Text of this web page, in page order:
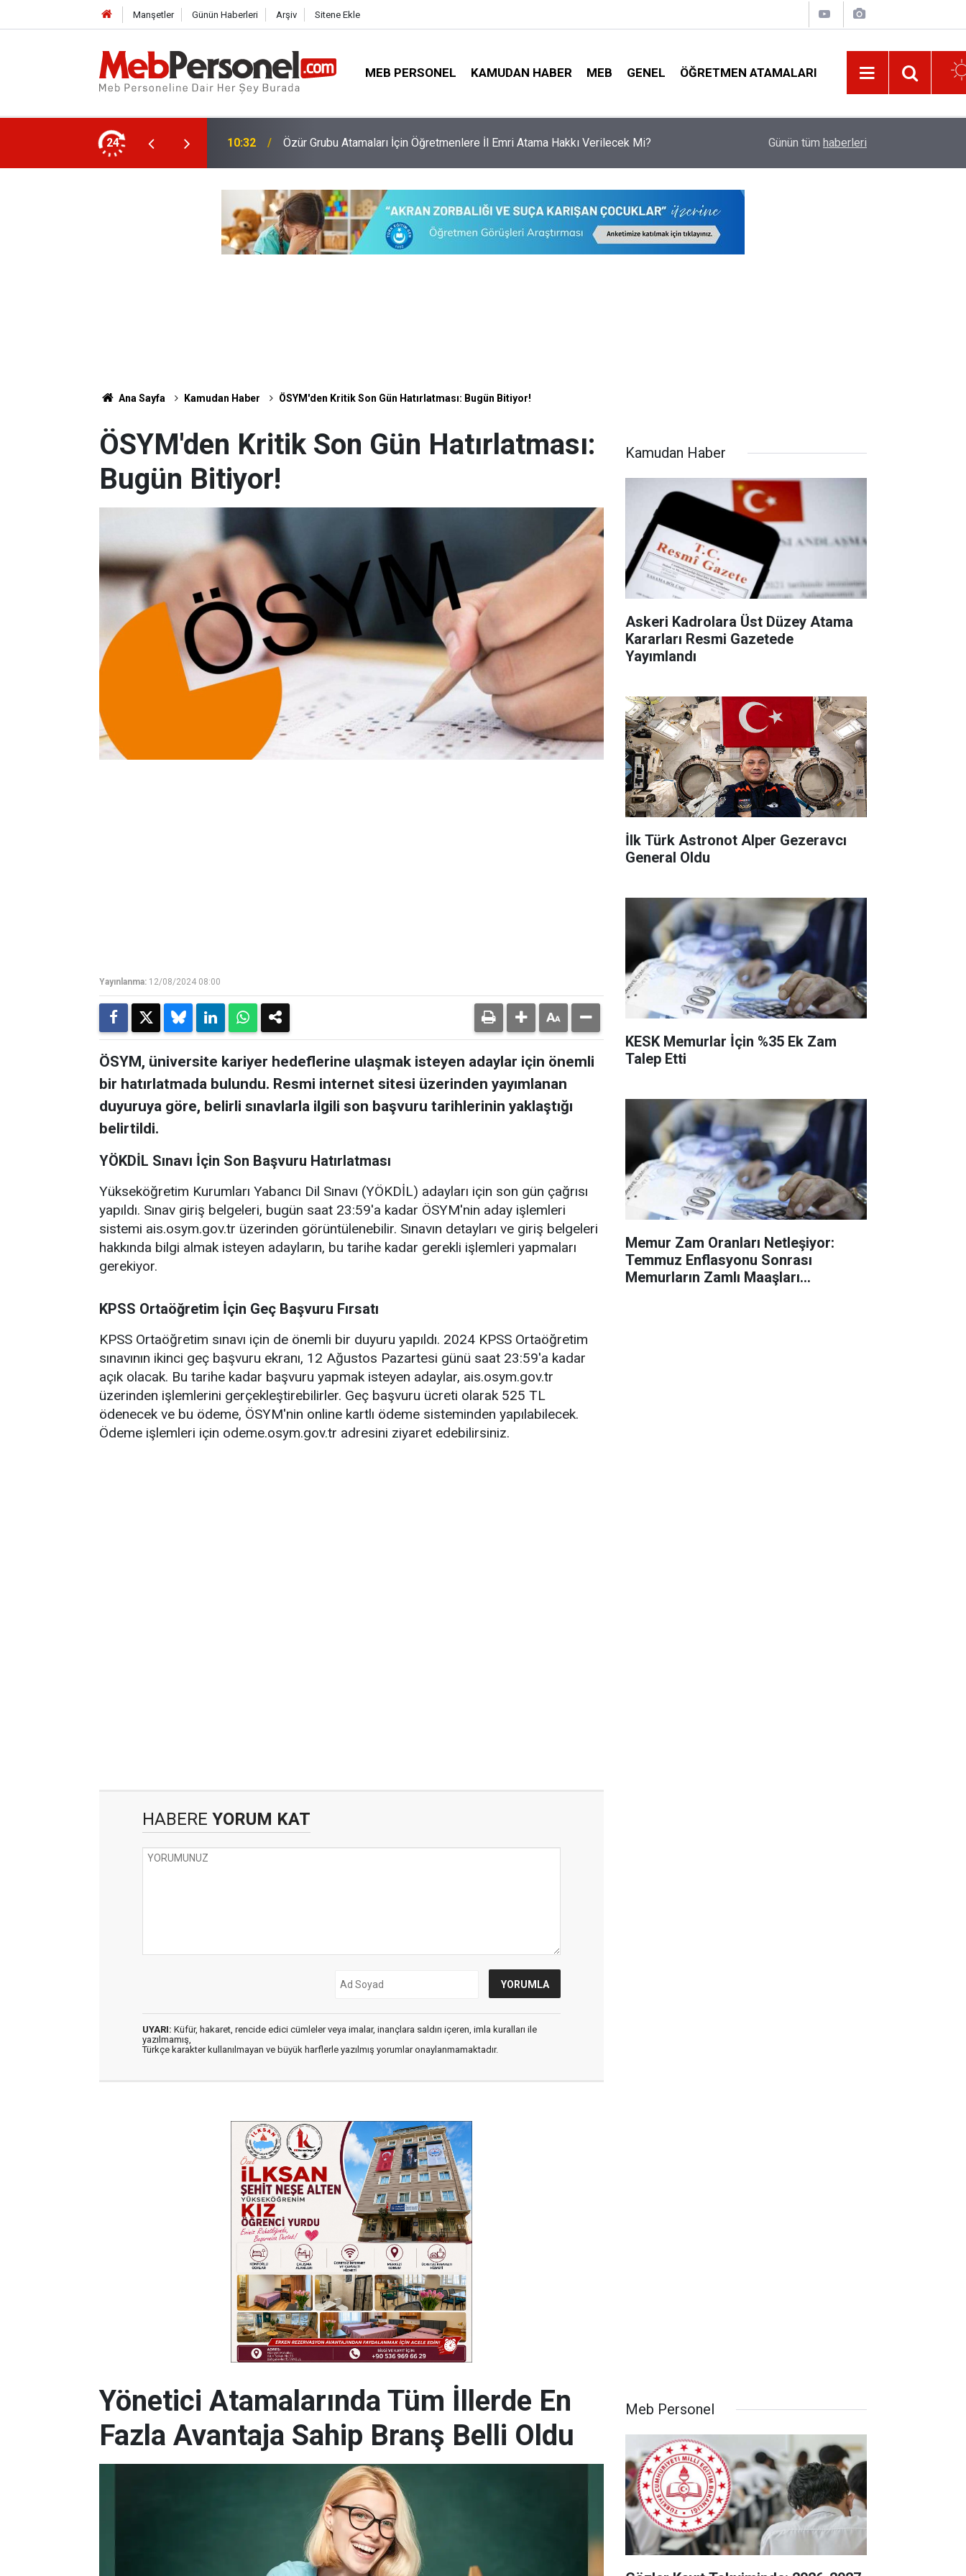
Manşetler Günün Haberleri Arşiv Sitene Ekle
MEB PERSONEL KAMUDAN HABER MEB GENEL ÖĞRETMEN ATAMALARI
24
İl Emri Atama Hakkı Verilecek Mi? 10:01
2026-2027 Ücretli Öğretmenlik Başvurusu Nasıl Yapılır? İşte İlçe İlçe İstenen
O Belgeler!
Kaç Yılda Bitirilecek?
Günün tüm haberleri
Ana Sayfa Kamudan Haber ÖSYM'den Kritik Son Gün Hatırlatması: Bugün Bitiyor!
ÖSYM'den Kritik Son Gün Hatırlatması:
Bugün Bitiyor!
Yayınlanma: 12/08/2024 08:00
ÖSYM, üniversite kariyer hedeflerine ulaşmak isteyen adaylar için önemli
bir hatırlatmada bulundu. Resmi internet sitesi üzerinden yayımlanan
duyuruya göre, belirli sınavlarla ilgili son başvuru tarihlerinin yaklaştığı
belirtildi.
YÖKDİL Sınavı İçin Son Başvuru Hatırlatması
Yükseköğretim Kurumları Yabancı Dil Sınavı (YÖKDİL) adayları için son gün çağrısı
yapıldı. Sınav giriş belgeleri, bugün saat 23:59'a kadar ÖSYM'nin aday işlemleri
sistemi ais.osym.gov.tr üzerinden görüntülenebilir. Sınavın detayları ve giriş belgeleri
hakkında bilgi almak isteyen adayların, bu tarihe kadar gerekli işlemleri yapmaları
gerekiyor.
KPSS Ortaöğretim İçin Geç Başvuru Fırsatı
KPSS Ortaöğretim sınavı için de önemli bir duyuru yapıldı. 2024 KPSS Ortaöğretim
sınavının ikinci geç başvuru ekranı, 12 Ağustos Pazartesi günü saat 23:59'a kadar
açık olacak. Bu tarihe kadar başvuru yapmak isteyen adaylar, ais.osym.gov.tr
üzerinden işlemlerini gerçekleştirebilirler. Geç başvuru ücreti olarak 525 TL
ödenecek ve bu ödeme, ÖSYM'nin online kartlı ödeme sisteminden yapılabilecek.
Ödeme işlemleri için odeme.osym.gov.tr adresini ziyaret edebilirsiniz.
HABERE YORUM KAT
UYARI: Küfür, hakaret, rencide edici cümleler veya imalar, inançlara saldırı içeren, imla kuralları ile
yazılmamış,
Türkçe karakter kullanılmayan ve büyük harflerle yazılmış yorumlar onaylanmamaktadır.
Kamudan Haber
Askeri Kadrolara Üst Düzey Atama
Kararları Resmi Gazetede
Yayımlandı
İlk Türk Astronot Alper Gezeravcı
General Oldu
KESK Memurlar İçin %35 Ek Zam
Talep Etti
Memur Zam Oranları Netleşiyor:
Temmuz Enflasyonu Sonrası
Memurların Zamlı Maaşları
Yönetici Atamalarında Tüm İllerde En
Fazla Avantaja Sahip Branş Belli Oldu
Meb Personel